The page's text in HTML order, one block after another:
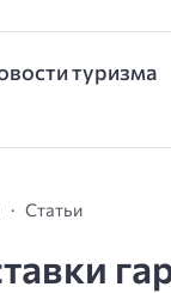
туризма
Статьи